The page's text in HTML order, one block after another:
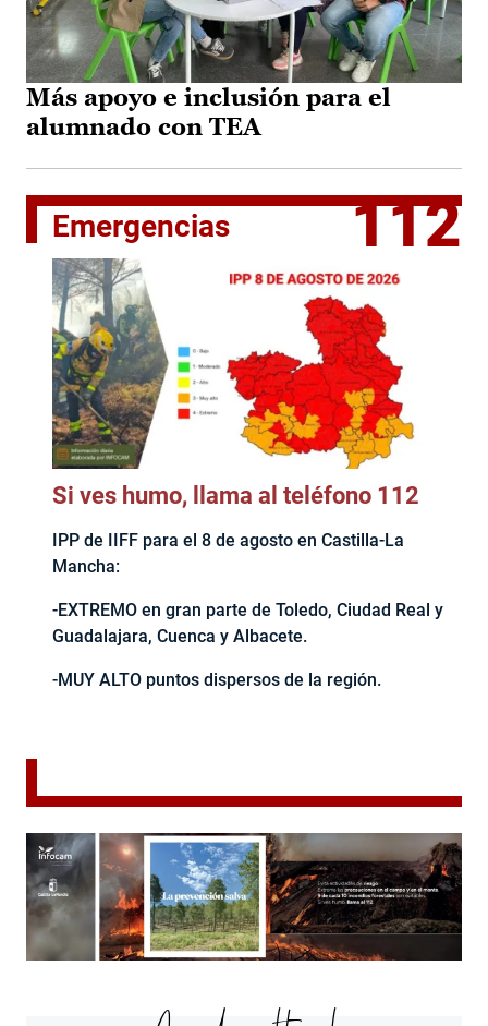
Más apoyo e inclusión para el
alumnado con TEA
Emergencias 112
Si ves humo, llama al teléfono 112
IPP de IIFF para el 8 de agosto en Castilla-La
Mancha:
-EXTREMO en gran parte de Toledo, Ciudad Real y
Guadalajara, Cuenca y Albacete.
-MUY ALTO puntos dispersos de la región.